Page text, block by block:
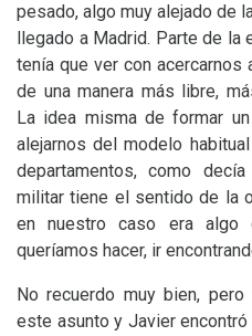
pesado, algo muy alejado de
llegado a Madrid. Parte de la
tenía que ver con
de una manera más libre,
La idea misma de formar
alejarnos del modelo
departamentos, como
militar tiene el sentido de la
en nuestro caso era algo
queríamos hacer, ir
No recuerdo muy bien,
este asunto y Javier